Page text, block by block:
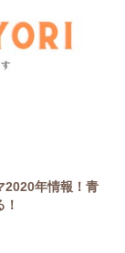
2020年情報！青